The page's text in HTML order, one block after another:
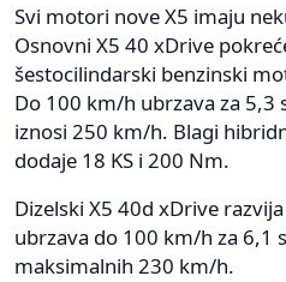
Svi motori nove X5 imaju
Osnovni X5 40 xDrive
šestocilindarski benzinski
Do 100 km/h ubrzava za 5,3
iznosi 250 km/h. Blagi
dodaje 18 KS i 200 Nm.
Dizelski X5 40d xDrive
ubrzava do 100 km/h za 6,1
maksimalnih 230 km/h.